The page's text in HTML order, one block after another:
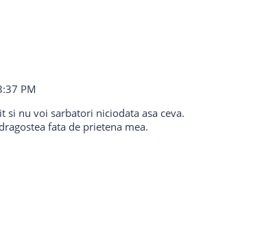
PM
nu voi sarbatori niciodata asa ceva.
fata de prietena mea.